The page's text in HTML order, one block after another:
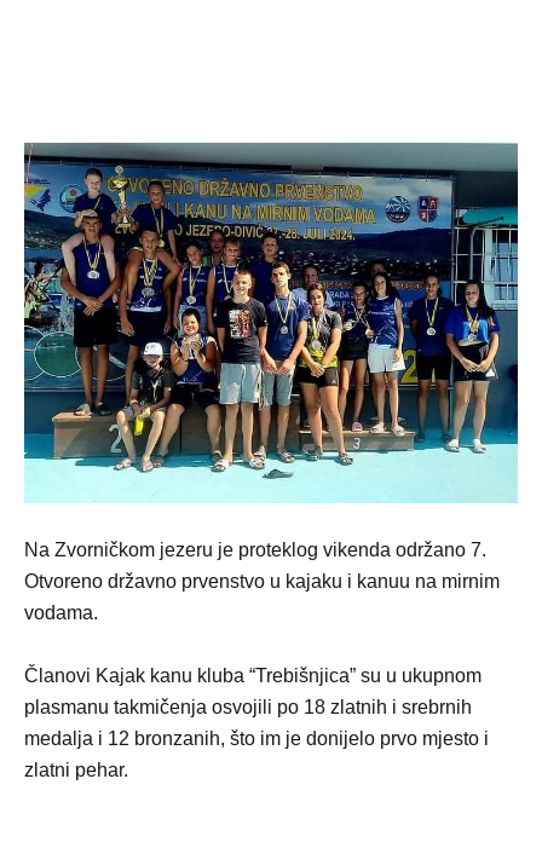
Na Zvorničkom jezeru je proteklog vikenda održano 7.
Otvoreno državno prvenstvo u kajaku i kanuu na mirnim
vodama.
Članovi Kajak kanu kluba “Trebišnjica” su u ukupnom
plasmanu takmičenja osvojili po 18 zlatnih i srebrnih
medalja i 12 bronzanih, što im je donijelo prvo mjesto i
zlatni pehar.